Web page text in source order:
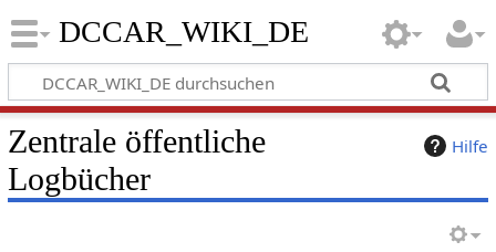
DCCAR_WIKI_DE
Hilfe
Zentrale öffentliche
Logbücher